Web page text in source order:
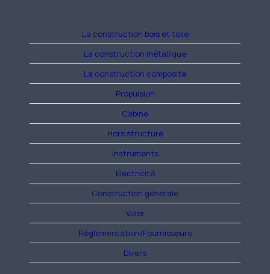
La construction bois et toile
La construction métallique
La construction composite
Propulsion
Cabine
Hors structure
Instruments
Électricité
Construction générale
Voler
Réglementation/Fournisseurs
Divers